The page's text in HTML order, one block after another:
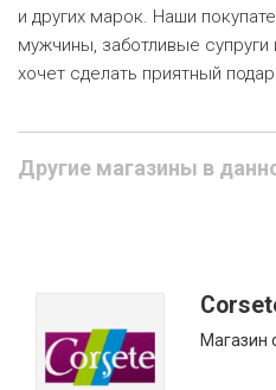
и других марок. Наши
мужчины, заботливые
хочет сделать приятный
Другие магазины в
Магазин